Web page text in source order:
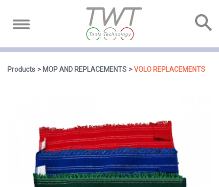
Products MOP AND REPLACEMENTS VOLO REPLACEMENTS